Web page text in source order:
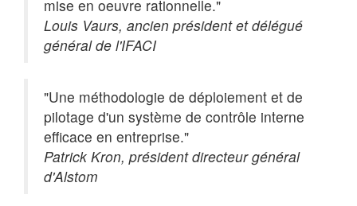
mise en oeuvre rationnelle."
Louis Vaurs, ancien président et délégué
général de l'IFACI
"Une méthodologie de déploiement et de
pilotage d'un système de contrôle interne
efficace en entreprise."
Patrick Kron, président directeur général
d'Alstom